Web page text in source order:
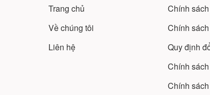
Trang chủ
Về chúng tôi
Liên hệ
Chính
Chính
Quy định
Chính
Chính